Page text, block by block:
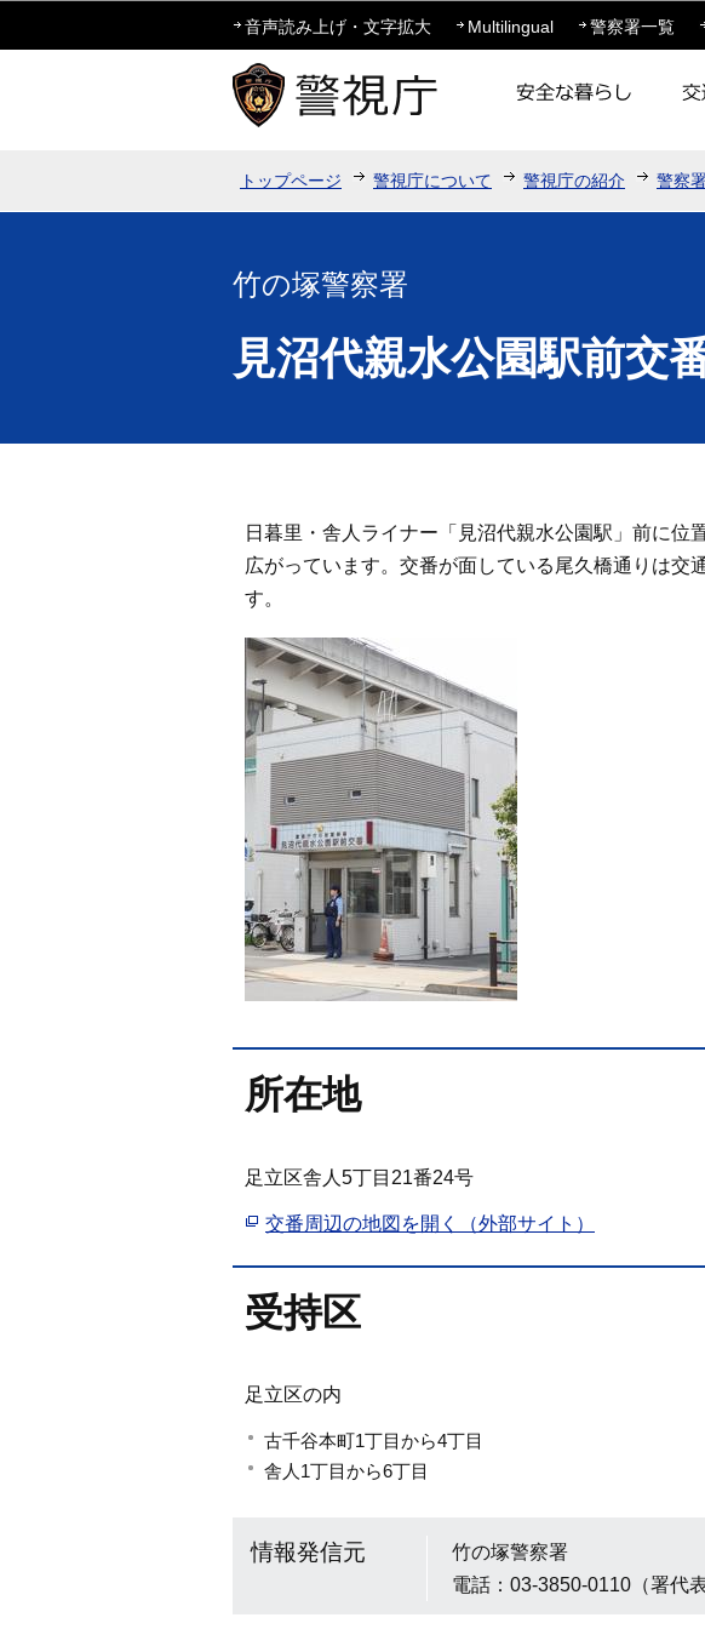
音声読み上げ・文字拡大 Multilingual 警察署一覧
トップページ 警視庁について 警視庁の紹介 警察
竹の塚警察署
見沼代親水公園駅前交
日暮里・舎人ライナー「見沼代親水公園駅」前に位
広がっています。交番が面している尾久橋通りは交
す。
所在地
足立区舎人5丁目21番24号
交番周辺の地図を開く（外部サイト）
受持区
足立区の内
古千谷本町1丁目から4丁目
舎人1丁目から6丁目
情報発信元
竹の塚警察署
電話：03-3850-0110（署代表